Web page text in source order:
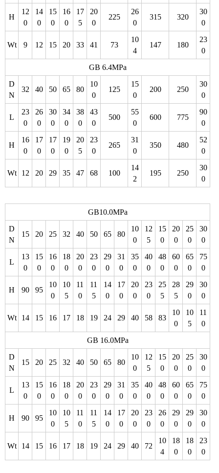
H
12
0
14
0
15
0
16
0
17
5
20
0
225
26
0
315 320
30
0
Wt 9 12 15 20 33 41 73
10
4
147 180
23
0
GB 6.4MPa
D
N
32 40 50 65 80
10
0
125
15
0
200 250
30
0
L
23
0
26
0
30
0
34
0
38
0
43
0
500
55
0
600 775
90
0
H
16
0
17
0
17
0
19
0
20
5
23
0
265
31
0
350 480
52
0
Wt 12 20 29 35 47 68 100
14
2
195 250
30
0
GB10.0MPa
D
N
15 20 25 32 40 50 65 80
10
0
12
5
15
0
20
0
25
0
30
0
L
13
0
15
0
16
0
18
0
20
0
23
0
29
0
31
0
35
0
40
0
48
0
60
0
65
0
75
0
H 90 95
10
0
10
5
11
0
11
5
14
0
17
0
20
0
23
0
25
5
28
5
29
0
30
0
Wt 14 15 16 17 18 19 24 29 40 58 83
10
0
10
5
11
0
GB 16.0MPa
D
N
15 20 25 32 40 50 65 80
10
0
12
5
15
0
20
0
25
0
30
0
L
13
0
15
0
16
0
18
0
20
0
23
0
29
0
31
0
35
0
40
0
48
0
60
0
65
0
75
0
H 90 95
10
0
10
5
11
0
11
5
14
0
17
0
20
0
23
0
26
0
29
0
29
0
30
0
Wt 14 15 16 17 18 19 24 29 40 72
10
4
18
0
18
0
23
0